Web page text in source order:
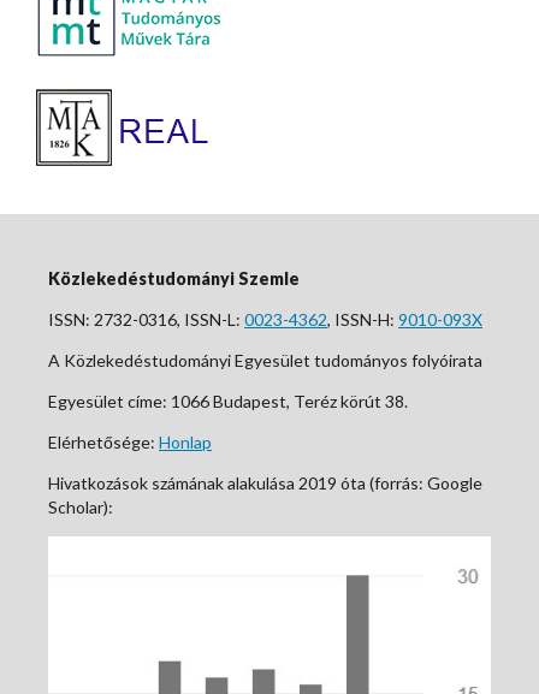
Közlekedéstudományi Szemle
ISSN: 2732-0316, ISSN-L: 0023-4362, ISSN-H: 9010-093X
A Közlekedéstudományi Egyesület tudományos folyóirata
Egyesület címe: 1066 Budapest, Teréz körút 38.
Elérhetősége: Honlap
Hivatkozások számának alakulása 2019 óta (forrás: Google
Scholar):